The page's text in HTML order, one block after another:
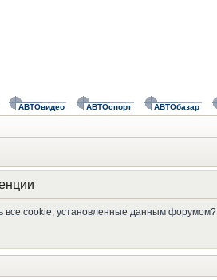
АВТОвидео АВТОспорт АВТОбазар
все cookie, установленные данным форумом?